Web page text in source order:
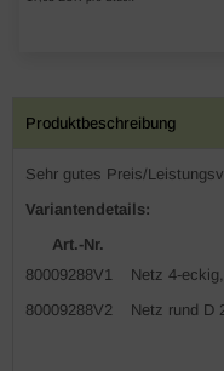
Produktbeschreibung
Sehr gutes Preis/
Variantendetails:
Art.-Nr.
80009288V1
Netz 4-
80009288V2
Netz rund D